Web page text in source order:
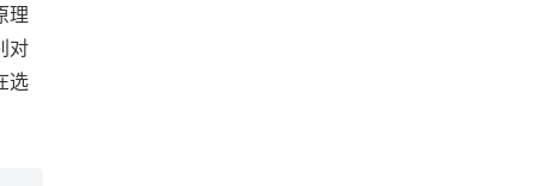
理
对
选